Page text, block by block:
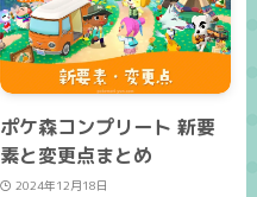
ポケ森コンプリート 新要
素と変更点まとめ
2024年12月18日